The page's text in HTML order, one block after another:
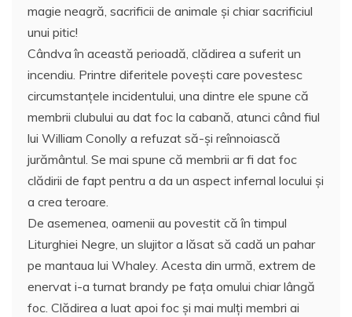
magie neagră, sacrificii de animale și chiar sacrificiul
unui pitic!
Cândva în această perioadă, clădirea a suferit un
incendiu. Printre diferitele povești care povestesc
circumstanțele incidentului, una dintre ele spune că
membrii clubului au dat foc la cabană, atunci când fiul
lui William Conolly a refuzat să-şi reînnoiască
jurământul. Se mai spune că membrii ar fi dat foc
clădirii de fapt pentru a da un aspect infernal locului şi
a crea teroare.
De asemenea, oamenii au povestit că în timpul
Liturghiei Negre, un slujitor a lăsat să cadă un pahar
pe mantaua lui Whaley. Acesta din urmă, extrem de
enervat i-a turnat brandy pe faţa omului chiar lângă
foc. Clădirea a luat apoi foc și mai mulți membri ai